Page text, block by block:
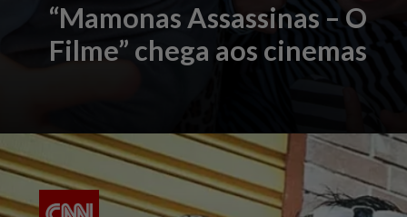
“Mamonas Assassinas – O
Filme” chega aos cinemas